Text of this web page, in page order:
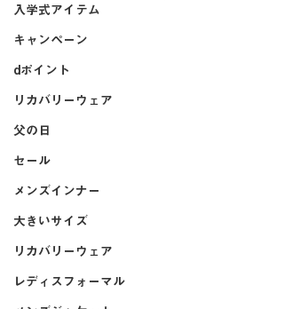
入学式アイテム
キャンペーン
dポイント
リカバリーウェア
父の日
セール
メンズインナー
大きいサイズ
リカバリーウェア
レディスフォーマル